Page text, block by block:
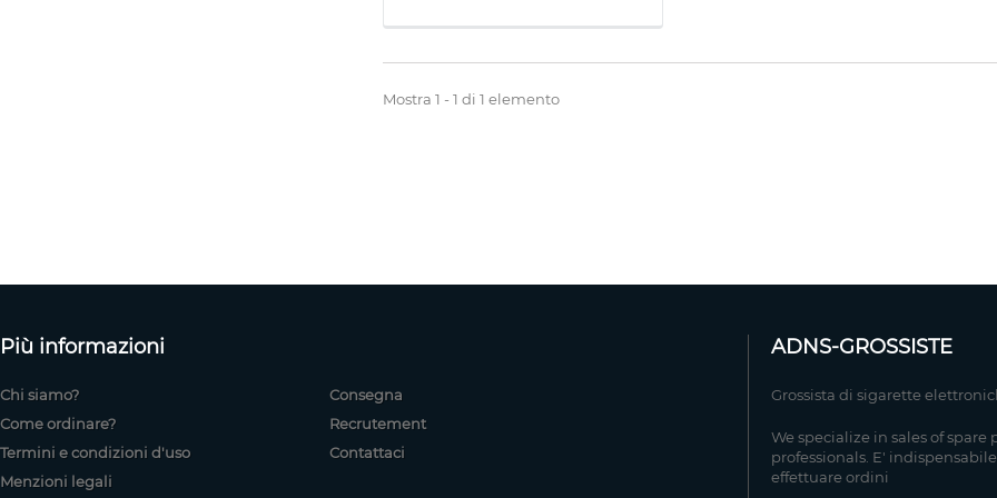
Mostra 1 - 1 di 1 elemento
Più informazioni
Chi siamo?
Come ordinare?
Termini e condizioni d'uso
Menzioni legali
Consegna
Recrutement
Contattaci
ADNS-GROSSISTE
Grossista di sigarette
We specialize in sales of
professionals. E'
effettuare ordini